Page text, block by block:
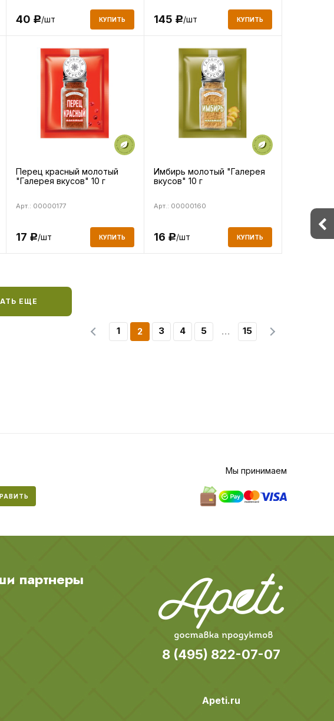
40 Р/шт КУПИТЬ 145 Р/шт КУПИТЬ
Перец красный молотый
"Галерея вкусов" 10 г
Арт.: 00000177
17 Р/шт КУПИТЬ
Имбирь молотый "Галерея
вкусов" 10 г
Арт.: 00000160
16 Р/шт КУПИТЬ
ЕЩЕ
1 2 3 4 5 15
Мы принимаем
партнеры
8 (495) 822-07-07
Apeti.ru